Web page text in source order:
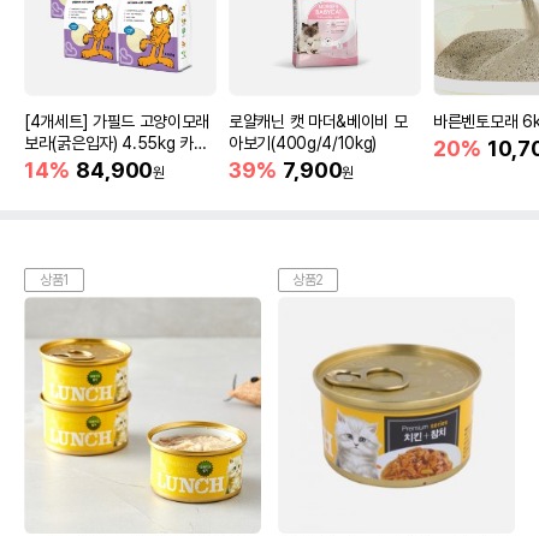
[4개세트] 가필드 고양이모래
보라(굵은입자) 4.55kg 카사
바모래
14% 84,900원
로얄캐닌 캣 마더&베이비 모
아보기(400g/4/10kg)
39% 7,900원
바른벤토모래
20%
상품1 상품2